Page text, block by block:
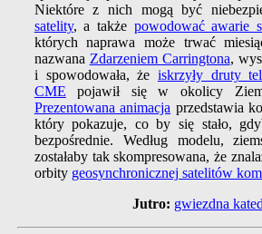
Niektóre z nich mogą być
satelity, a także powodować awarie
których naprawa może trwać
nazwana Zdarzeniem Carringtona,
i spowodowała, że iskrzyły druty
CME pojawił się w okolicy
Prezentowana animacja przedstawia
który pokazuje, co by się stało,
bezpośrednie. Według modelu,
zostałaby tak skompresowana, że
orbity geosynchronicznej satelitów
Jutro: gwiezdna